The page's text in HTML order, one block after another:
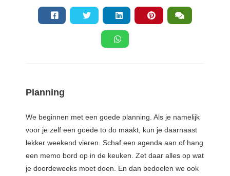
Planning
We beginnen met een goede planning. Als je namelijk
voor je zelf een goede to do maakt, kun je daarnaast
lekker weekend vieren. Schaf een agenda aan of hang
een memo bord op in de keuken. Zet daar alles op wat
je doordeweeks moet doen. En dan bedoelen we ook